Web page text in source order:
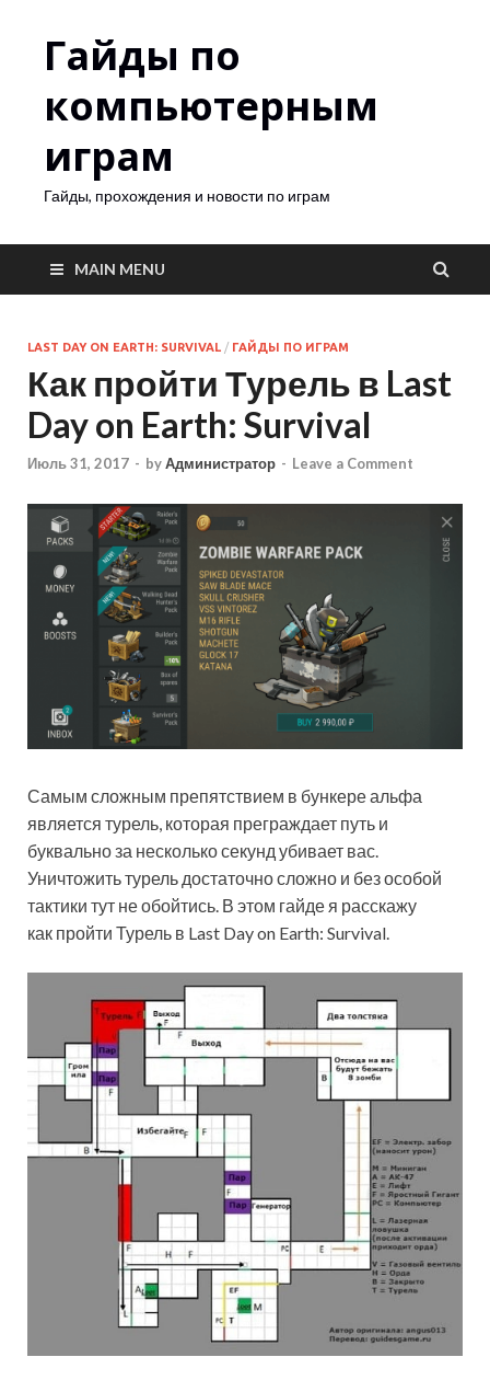
Гайды по
компьютерным
играм
Гайды, прохождения и новости по играм
MAIN MENU
LAST DAY ON EARTH: SURVIVAL / ГАЙДЫ ПО ИГРАМ
Как пройти Турель в Last
Day on Earth: Survival
Июль 31, 2017 - byАдминистратор - Leave a Comment
Самым сложным препятствием в бункере альфа
является турель, которая преграждает путь и
буквально за несколько секунд убивает вас.
Уничтожить турель достаточно сложно и без особой
тактики тут не обойтись. В этом гайде я расскажу
как пройти Турель в Last Day on Earth: Survival.